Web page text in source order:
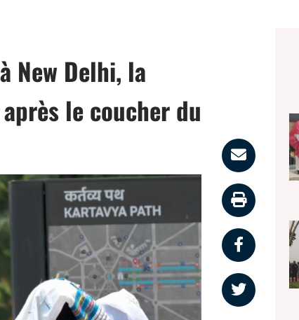
New Delhi, la
le coucher du
email
page